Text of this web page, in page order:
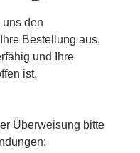
den
Bestellung aus,
und Ihre
ist.
Überweisung bitte